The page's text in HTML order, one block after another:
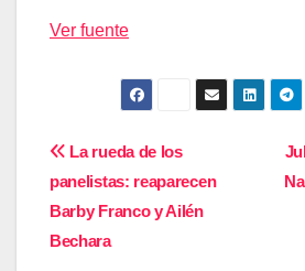
Ver fuente
Navegación
de
entradas
La rueda de los
panelistas: reaparecen
Barby Franco y Ailén
Bechara